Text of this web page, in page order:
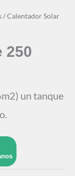
/ Calentador Solar
250
un tanque